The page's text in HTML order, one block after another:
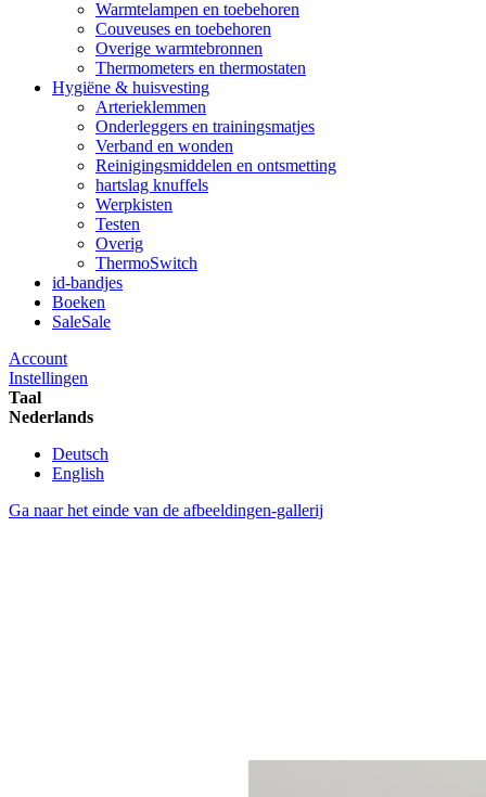
Warmtelampen en toebehoren
Couveuses en toebehoren
Overige warmtebronnen
Thermometers en thermostaten
Hygiëne & huisvesting
Arterieklemmen
Onderleggers en trainingsmatjes
Verband en wonden
Reinigingsmiddelen en ontsmetting
hartslag knuffels
Werpkisten
Testen
Overig
ThermoSwitch
id-bandjes
Boeken
SaleSale
Account
Instellingen
Taal
Nederlands
Deutsch
English
Ga naar het einde van de afbeeldingen-gallerij